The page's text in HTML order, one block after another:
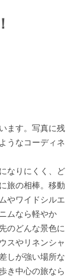
ます。写真に残
うなコーディネ
なりにくく、ど
旅の相棒。移動
やワイドシルエ
ムなら軽やか
のどんな景色に
スやリネンシャ
しが強い場所な
き中心の旅なら